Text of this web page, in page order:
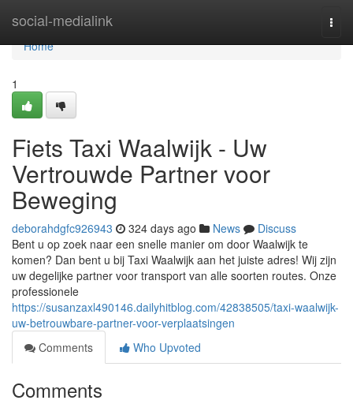
social-medialink
Home
Home
1
Fiets Taxi Waalwijk - Uw
Vertrouwde Partner voor
Beweging
deborahdgfc926943 324 days ago News
Discuss
Bent u op zoek naar een snelle manier om door Waalwijk te
komen? Dan bent u bij Taxi Waalwijk aan het juiste adres! Wij zijn
uw degelijke partner voor transport van alle soorten routes. Onze
professionele
https://susanzaxl490146.dailyhitblog.com/42838505/taxi-waalwijk-
uw-betrouwbare-partner-voor-verplaatsingen
Comments
Who Upvoted
Comments